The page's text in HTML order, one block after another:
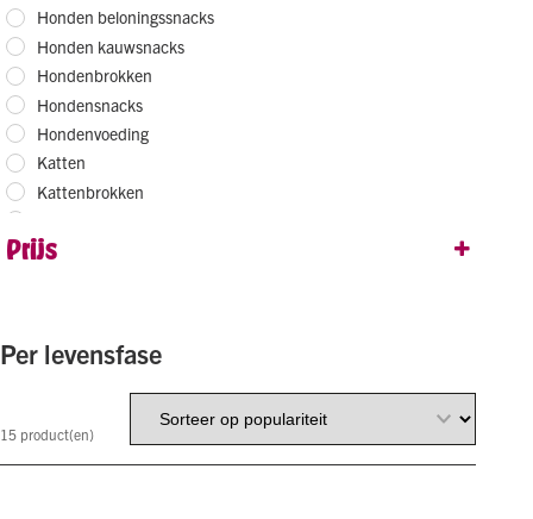
Honden beloningssnacks
Honden kauwsnacks
Hondenbrokken
Hondensnacks
Hondenvoeding
Katten
Kattenbrokken
Kitten
Per levensfase
Prijs
Per levensfase
15 product(en)